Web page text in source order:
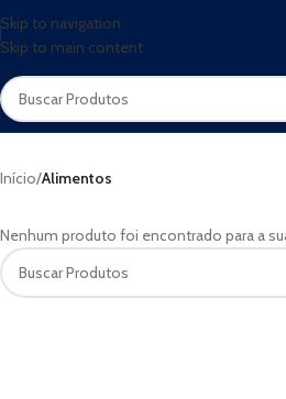
Skip to navigation
Skip to main content
Início/Alimentos
Nenhum produto foi encontrado para a